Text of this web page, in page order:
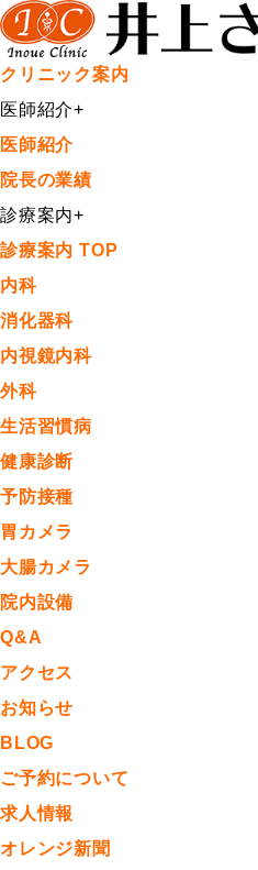
クリニック案内
医師紹介+
医師紹介
院長の業績
診療案内+
診療案内 TOP
内科
消化器科
内視鏡内科
外科
生活習慣病
健康診断
予防接種
胃カメラ
大腸カメラ
院内設備
Q&A
アクセス
お知らせ
BLOG
ご予約について
求人情報
オレンジ新聞